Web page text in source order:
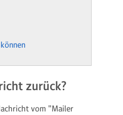
zurück?
vom "Mailer